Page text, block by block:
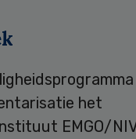
het
EMGO/